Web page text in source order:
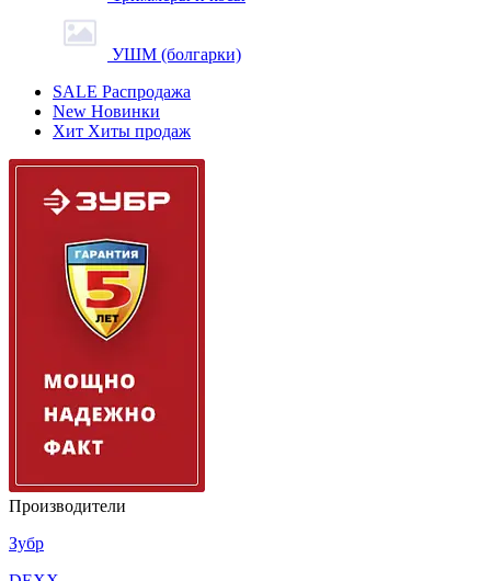
УШМ (болгарки)
SALE Распродажа
New Новинки
Хит Хиты продаж
Производители
Зубр